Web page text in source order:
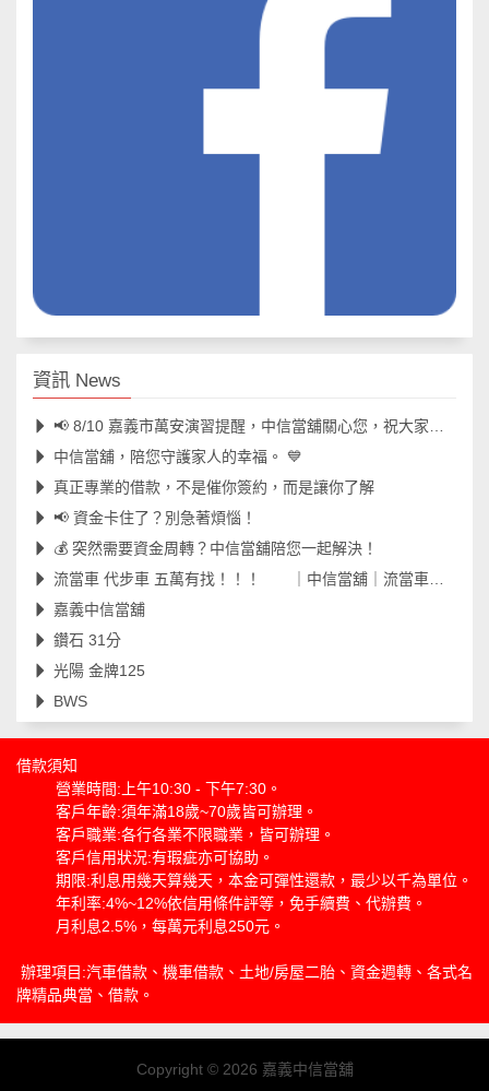
資訊 News
📢 8/10 嘉義市萬安演習提醒，中信當舖關心您，祝大家演習平安順利！
中信當舖，陪您守護家人的幸福。 💙
真正專業的借款，不是催你簽約，而是讓你了解
📢 資金卡住了？別急著煩惱！
💰 突然需要資金周轉？中信當舖陪您一起解決！
流當車 代步車 五萬有找！！！ ｜中信當舖｜流當車｜代步車｜工地車｜嘉義當舖｜
嘉義中信當舖
鑽石 31分
光陽 金牌125
BWS
借款須知
營業時間:上午10:30 - 下午7:30。
客戶年齡:須年滿18歲~70歲皆可辦理。
客戶職業:各行各業不限職業，皆可辦理。
客戶信用狀況:有瑕疵亦可協助。
期限:利息用幾天算幾天，本金可彈性還款，最少以千為單位。
年利率:4%~12%依信用條件評等，免手續費、代辦費。
月利息2.5%，每萬元利息250元。
辦理項目:汽車借款、機車借款、土地/房屋二胎、資金週轉、各式名
牌精品典當、借款。
Copyright © 2026 嘉義中信當舖